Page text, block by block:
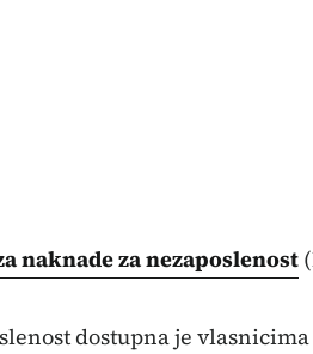
naknade za nezaposlenost
dostupna je